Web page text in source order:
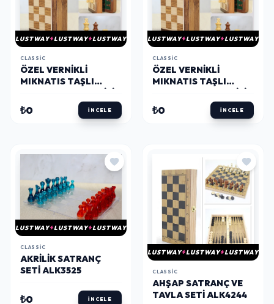
LUSTWAY LUSTWAY LUSTWAY
CLASSIC
ÖZEL VERNIKLI
MIKNATIS TAŞLI
KUTULU SATRANÇ
OYUNU 30 CM G223
₺0 İNCELE
LUSTWAY LUSTWAY LUSTWAY
CLASSIC
ÖZEL VERNIKLI
MIKNATIS TAŞLI
KUTULU SATRANÇ
OYUNU 25 CM G222
₺0 İNCELE
LUSTWAY LUSTWAY LUSTWAY
CLASSIC
AKRILIK SATRANÇ
SETI ALK3525
₺0 İNCELE
LUSTWAY LUSTWAY LUSTWAY
CLASSIC
AHŞAP SATRANÇ VE
TAVLA SETI ALK4244